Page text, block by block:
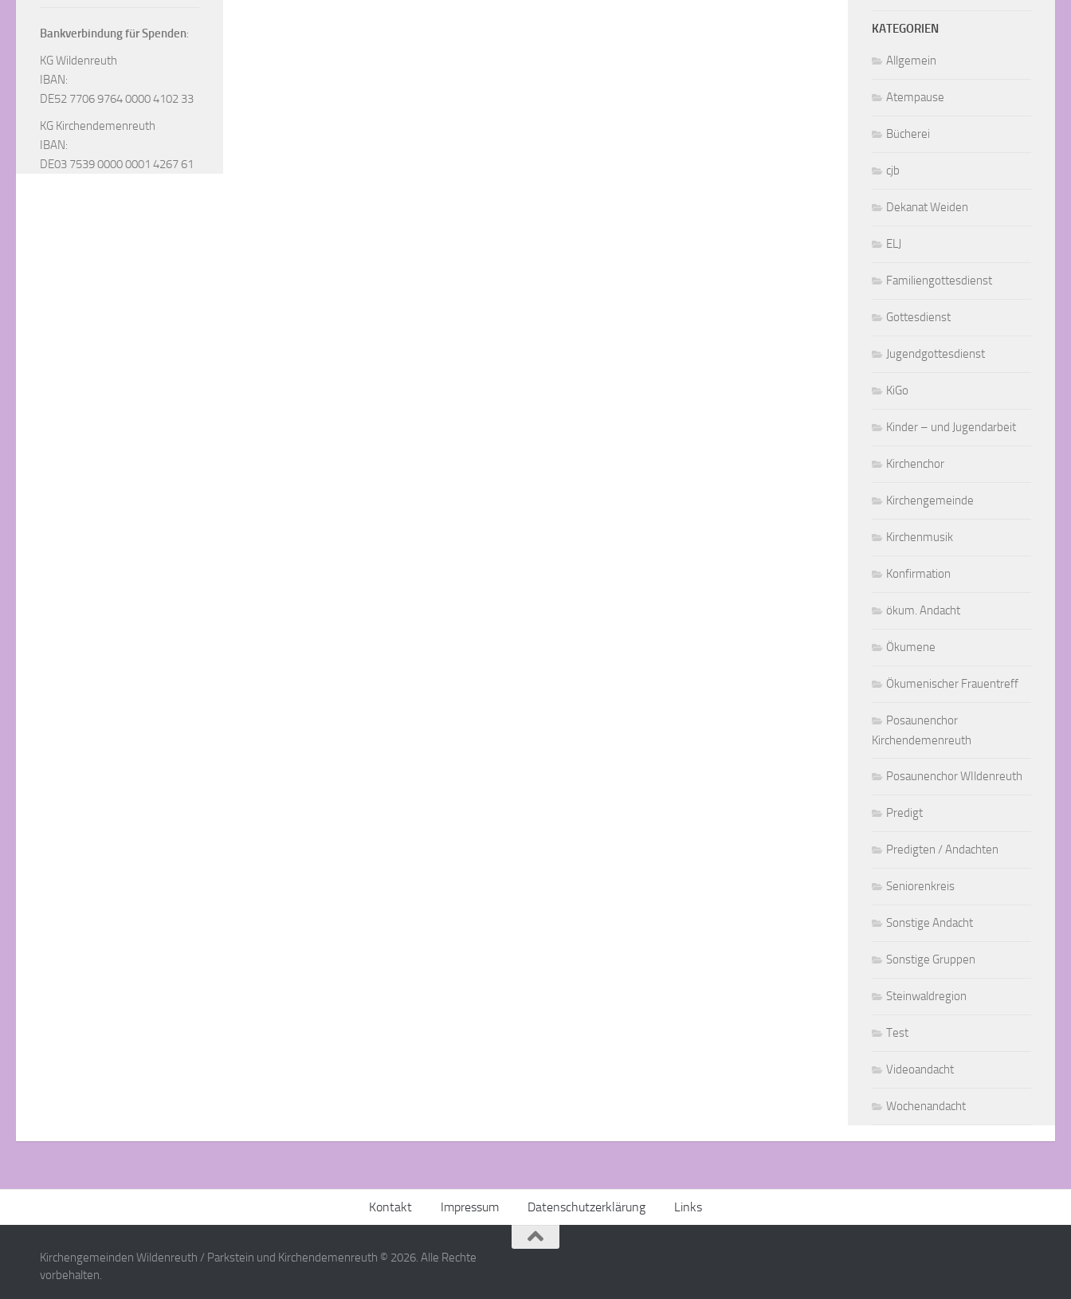
Bankverbindung für Spenden:
KG Wildenreuth
IBAN:
DE52 7706 9764 0000 4102 33
KG Kirchendemenreuth
IBAN:
DE03 7539 0000 0001 4267 61
KATEGORIEN
Allgemein
Atempause
Bücherei
cjb
Dekanat Weiden
ELJ
Familiengottesdienst
Gottesdienst
Jugendgottesdienst
KiGo
Kinder – und Jugendarbeit
Kirchenchor
Kirchengemeinde
Kirchenmusik
Konfirmation
ökum. Andacht
Ökumene
Ökumenischer Frauentreff
Posaunenchor
Kirchendemenreuth
Posaunenchor WIldenreuth
Predigt
Predigten / Andachten
Seniorenkreis
Sonstige Andacht
Sonstige Gruppen
Steinwaldregion
Test
Videoandacht
Wochenandacht
Kontakt Impressum Datenschutzerklärung Links
Kirchengemeinden Wildenreuth / Parkstein und Kirchendemenreuth © 2026. Alle Rechte
vorbehalten.